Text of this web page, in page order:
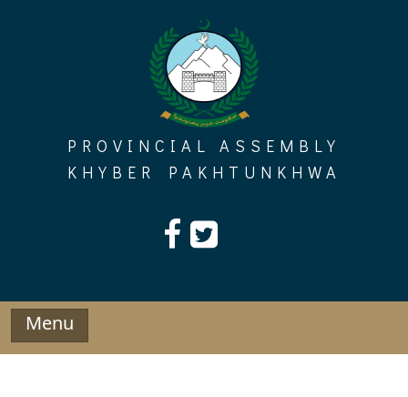
PROVINCIAL ASSEMBLY
KHYBER PAKHTUNKHWA
Menu